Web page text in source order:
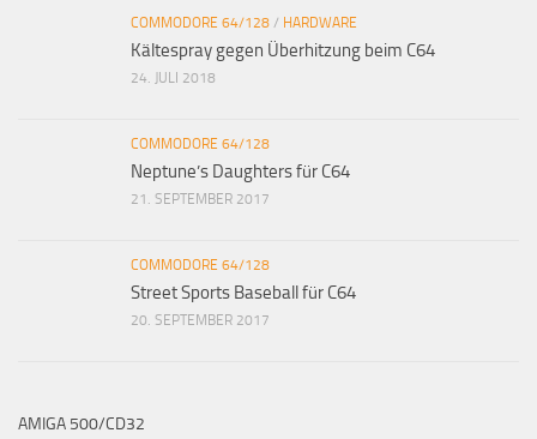
COMMODORE 64/128 / HARDWARE
Kältespray gegen Überhitzung beim C64
24. JULI 2018
COMMODORE 64/128
Neptune’s Daughters für C64
21. SEPTEMBER 2017
COMMODORE 64/128
Street Sports Baseball für C64
20. SEPTEMBER 2017
AMIGA 500/CD32